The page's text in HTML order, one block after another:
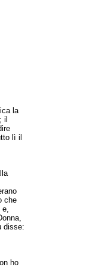
la
il
lì il
che
e,
disse:
ho